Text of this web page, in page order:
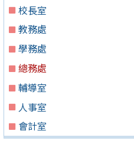
校長室
教務處
學務處
總務處
輔導室
人事室
會計室